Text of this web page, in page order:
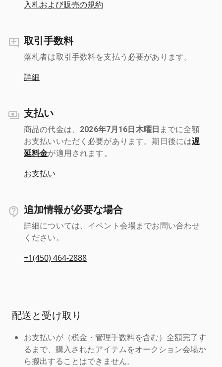
入札および販売の規約
取引手数料
落札者は取引手数料を支払う必要があります。
詳細
支払い
商品の代金は、 2026年7月16日木曜日 までに全額
お支払いいただく必要があります。期日後には遅
延料金が適用されます。
お支払い
追加情報が必要な場合
詳細については、イベント会場までお問い合わせ
ください。
+1(450) 464-2888
配送と受け取り
お支払いが（税金・管理手数料を含む）全額完了す
るまで、購入されたアイテムをオークション会場か
ら搬出することはできません。